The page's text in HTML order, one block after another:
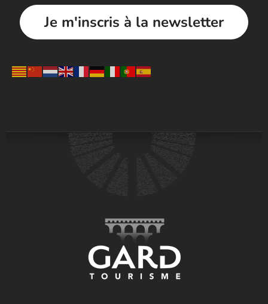
Je m'inscris à la newsletter